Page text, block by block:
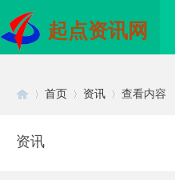
起点资讯网
首页 资讯 查看内容
资讯